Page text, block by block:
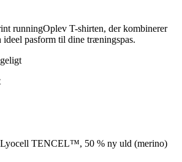
runningOplev T-shirten, der kombinerer
ideel pasform til dine træningspas.
TENCEL™, 50 % ny uld (merino)